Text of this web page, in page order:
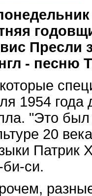
Пресли
- песню
1954 года
"Это
20
Патрик
си.